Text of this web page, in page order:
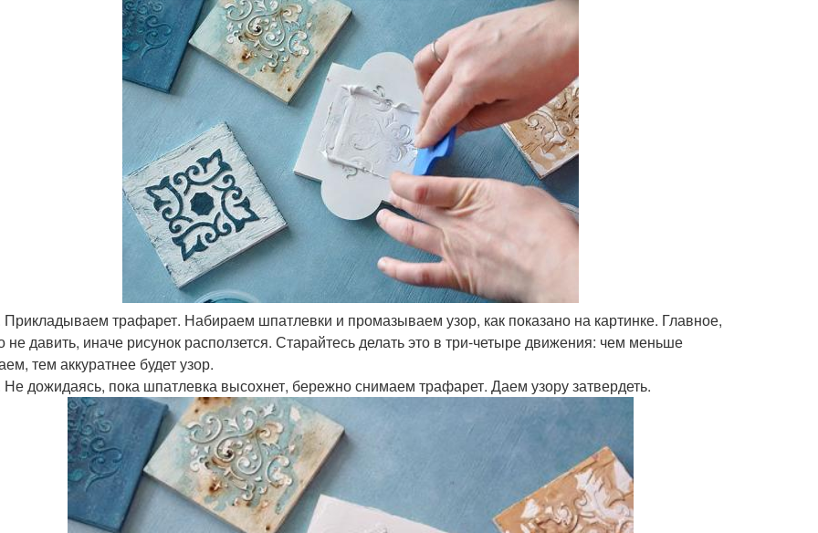
трафарет. Набираем шпатлевки и промазываем узор, как показано на картинке. Главное,
не давить, иначе рисунок расползется. Старайтесь делать это в три-четыре движения: чем меньше
тем аккуратнее будет узор.
дожидаясь, пока шпатлевка высохнет, бережно снимаем трафарет. Даем узору затвердеть.